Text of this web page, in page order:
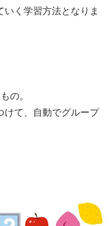
く学習方法となりま
の。
けて、自動でグループ